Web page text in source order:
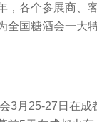
，各个参展商、
全国糖酒会一大特
3月25-27日在成